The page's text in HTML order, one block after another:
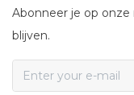
Abonneer je op
blijven.